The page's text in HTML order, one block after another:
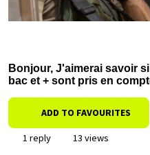
Bonjour, J'aimerai savoir
bac et + sont pris en
ADD TO FAVOURITES
1 reply
13 views